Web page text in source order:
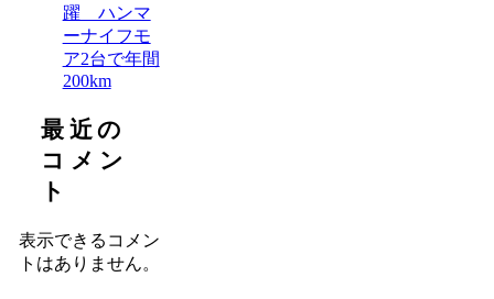
躍 ハンマ
ーナイフモ
ア2台で年間
200km
最近の
コメン
ト
表示できるコメン
トはありません。